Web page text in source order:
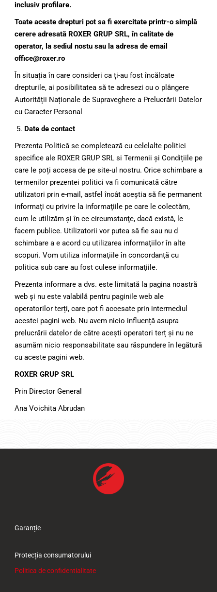
inclusiv profilare.
Toate aceste drepturi pot sa fi exercitate printr-o simplă
cerere adresată ROXER GRUP SRL, în calitate de
operator, la sediul nostu sau la adresa de email
office@roxer.ro
În situația în care consideri ca ți-au fost încălcate
drepturile, ai posibilitatea să te adresezi cu o plângere
Autorității Naționale de Supraveghere a Prelucrării Datelor
cu Caracter Personal
Date de contact
Prezenta Politică se completează cu celelalte politici
specifice ale ROXER GRUP SRL si Termenii și Condițiile pe
care le poți accesa de pe site-ul nostru. Orice schimbare a
termenilor prezentei politici va fi comunicată către
utilizatori prin e-mail, astfel încât aceştia să fie permanent
informaţi cu privire la informaţiile pe care le colectăm,
cum le utilizăm şi în ce circumstanţe, dacă există, le
facem publice. Utilizatorii vor putea să fie sau nu d
schimbare a e acord cu utilizarea informaţiilor în alte
scopuri. Vom utiliza informaţiile în concordanţă cu
politica sub care au fost culese informaţiile.
Prezenta informare a dvs. este limitată la pagina noastră
web și nu este valabilă pentru paginile web ale
operatorilor terți, care pot fi accesate prin intermediul
acestei pagini web. Nu avem nicio influență asupra
prelucrării datelor de către acești operatori terț și nu ne
asumăm nicio responsabilitate sau răspundere în legătură
cu aceste pagini web.
ROXER GRUP SRL
Prin Director General
Ana Voichita Abrudan
Garanție
Protecția consumatorului
Politica de confidentialitate